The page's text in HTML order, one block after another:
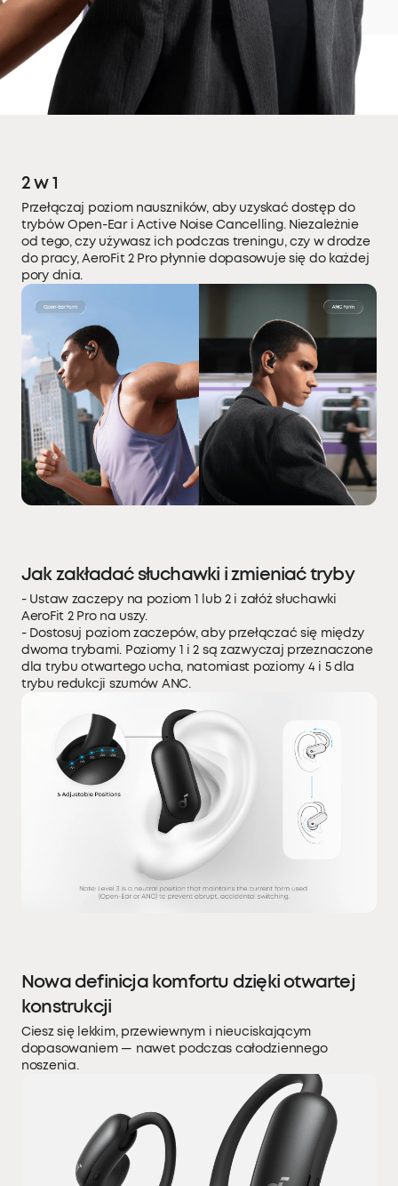
2 w 1
Przełączaj poziom nauszników, aby uzyskać dostęp do
trybów Open-Ear i Active Noise Cancelling. Niezależnie
od tego, czy używasz ich podczas treningu, czy w drodze
do pracy, AeroFit 2 Pro płynnie dopasowuje się do każdej
pory dnia.
Jak zakładać słuchawki i zmieniać tryby
- Ustaw zaczepy na poziom 1 lub 2 i załóż słuchawki
AeroFit 2 Pro na uszy.
- Dostosuj poziom zaczepów, aby przełączać się między
dwoma trybami. Poziomy 1 i 2 są zazwyczaj przeznaczone
dla trybu otwartego ucha, natomiast poziomy 4 i 5 dla
trybu redukcji szumów ANC.
Nowa definicja komfortu dzięki otwartej
konstrukcji
Ciesz się lekkim, przewiewnym i nieuciskającym
dopasowaniem — nawet podczas całodziennego
noszenia.